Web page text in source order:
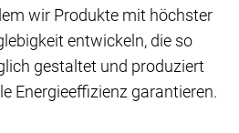
wir Produkte mit höchster
entwickeln, die so
gestaltet und produziert
Energieeffizienz garantieren.